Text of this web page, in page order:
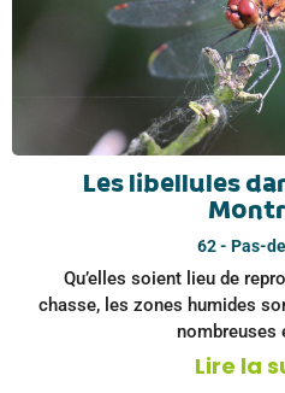
Les libellules
62 - Pas-
Qu’elles soient lieu de
chasse, les zones humides
nombreuses
Lire la